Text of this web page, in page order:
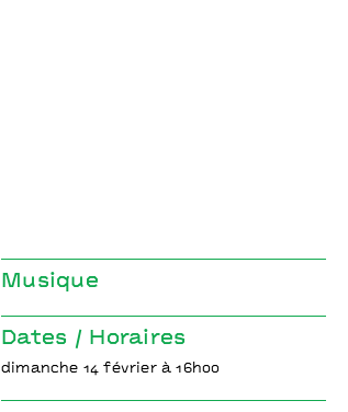
Musique
Dates / Horaires
dimanche 14 février à 16h00